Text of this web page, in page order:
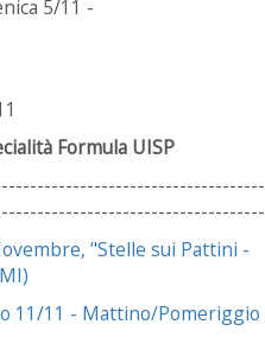
5/11 -
Formula UISP
"Stelle sui Pattini -
11/11 - Mattino/Pomeriggio